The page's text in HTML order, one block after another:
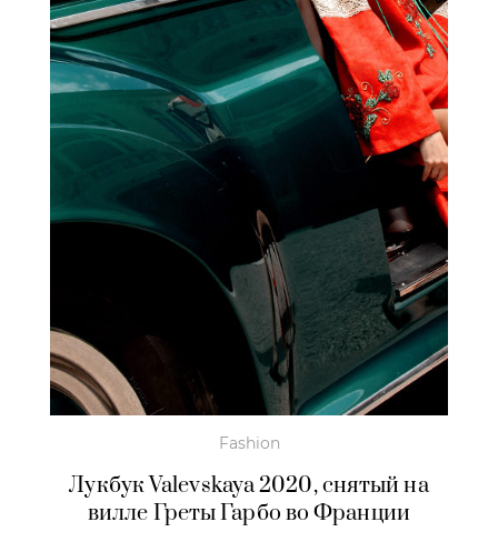
Fashion
Лукбук Valevskaya 2020, снятый на
вилле Греты Гарбо во Франции